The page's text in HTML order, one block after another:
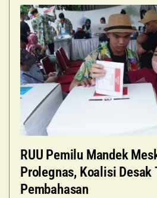
RUU Pemilu Mandek
Prolegnas, Koalisi Desak
Pembahasan